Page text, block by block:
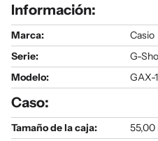
Información:
Marca:
Casio
Serie:
G-
Modelo: GAX-
Caso:
Tamaño de la caja:
55,00